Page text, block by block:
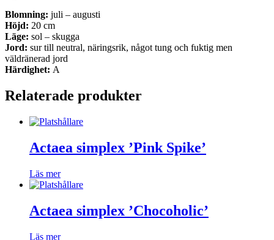
Blomning: juli – augusti
Höjd: 20 cm
Läge: sol – skugga
Jord: sur till neutral, näringsrik, något tung och fuktig men
väldränerad jord
Härdighet: A
Relaterade produkter
Actaea simplex ’Pink Spike’
Läs mer
Actaea simplex ’Chocoholic’
Läs mer